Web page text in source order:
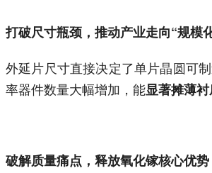
打破尺寸瓶颈，推动产业走向“规模
外延片尺寸直接决定了单片晶圆可
率器件数量大幅增加，能显著摊薄
破解质量痛点，释放氧化镓核心优势